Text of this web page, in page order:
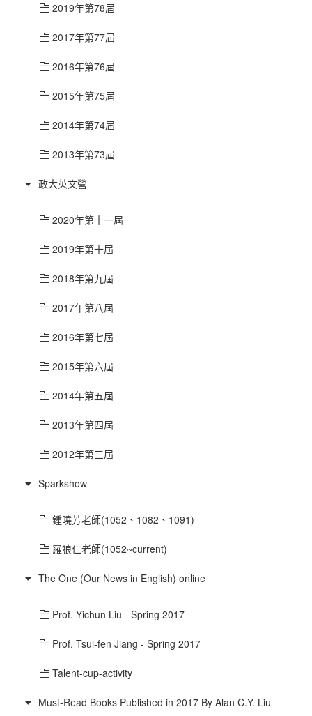
2019年第78屆
2017年第77屆
2016年第76屆
2015年第75屆
2014年第74屆
2013年第73屆
政大英文營
2020年第十一屆
2019年第十屆
2018年第九屆
2017年第八屆
2016年第七屆
2015年第六屆
2014年第五屆
2013年第四屆
2012年第三屆
Sparkshow
鍾曉芳老師(1052、1082、1091)
羅狼仁老師(1052~current)
The One (Our News in English) online
Prof. Yichun Liu - Spring 2017
Prof. Tsui-fen Jiang - Spring 2017
Talent-cup-activity
Must-Read Books Published in 2017 By Alan C.Y. Liu